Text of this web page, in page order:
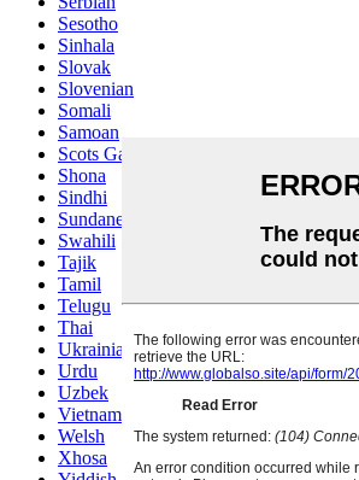
Sesotho
Sinhala
Slovak
Slovenian
Somali
Samoan
Scots Gaelic
Shona
Sindhi
Sundanese
Swahili
Tajik
Tamil
Telugu
Thai
Ukrainian
Urdu
Uzbek
Vietnamese
Welsh
Xhosa